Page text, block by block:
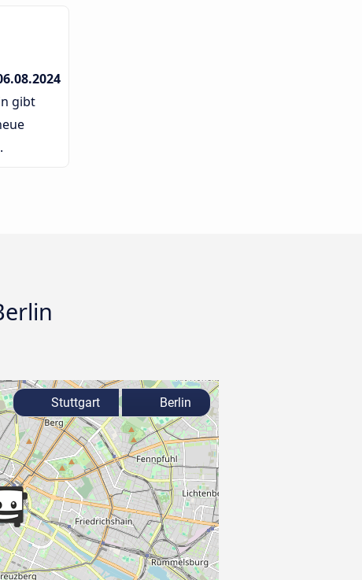
gibt
Stuttgart Berlin